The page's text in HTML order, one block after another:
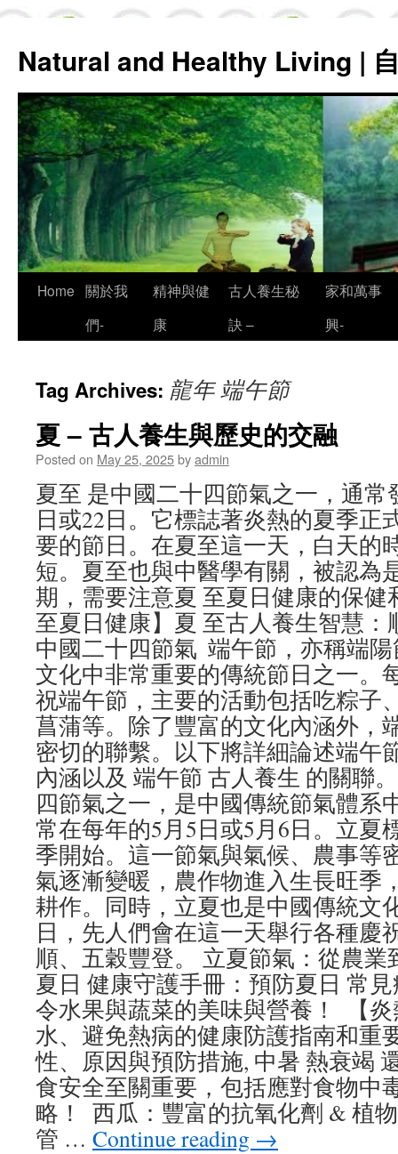
Natural and Healthy Living |
Skip
Home 關於我
們-
精神與健
康
古人養生秘
訣 –
家和萬事
興-
Tag Archives: 龍年 端午節
夏 – 古人養生與歷史的交融
Posted on May 25, 2025byadmin
夏至 是中國二十四節氣之一，通常
日或22日。它標誌著炎熱的夏季正
要的節日。在夏至這一天，白天的
短。夏至也與中醫學有關，被認為
期，需要注意夏 至夏日健康的保健
至夏日健康】夏 至古人養生智慧：
中國二十四節氣 端午節，亦稱端
文化中非常重要的傳統節日之一。
祝端午節，主要的活動包括吃粽子
菖蒲等。除了豐富的文化內涵外，
密切的聯繫。以下將詳細論述端午
內涵以及 端午節 古人養生 的關
四節氣之一，是中國傳統節氣體系
常在每年的5月5日或5月6日。立夏
季開始。這一節氣與氣候、農事等
氣逐漸變暖，農作物進入生長旺季
耕作。同時，立夏也是中國傳統文
日，先人們會在這一天舉行各種慶
順、五穀豐登。 立夏節氣：從農
夏日 健康守護手冊：預防夏日 常
令水果與蔬菜的美味與營養！ 【
水、避免熱病的健康防護指南和重
性、原因與預防措施, 中暑 熱衰竭
食安全至關重要，包括應對食物中
略！ 西瓜：豐富的抗氧化劑 & 植
管 … Continue reading →